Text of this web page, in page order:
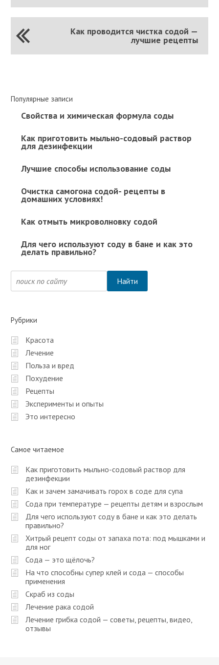
Как проводится чистка содой —
лучшие рецепты
Популярные записи
Свойства и химическая формула соды
Как приготовить мыльно-содовый раствор
для дезинфекции
Лучшие способы использование соды
Очистка самогона содой- рецепты в
домашних условиях!
Как отмыть микроволновку содой
Для чего используют соду в бане и как это
делать правильно?
Рубрики
Красота
Лечение
Польза и вред
Похудение
Рецепты
Эксперименты и опыты
Это интересно
Самое читаемое
Как приготовить мыльно-содовый раствор для
дезинфекции
Как и зачем замачивать горох в соде для супа
Сода при температуре — рецепты детям и взрослым
Для чего используют соду в бане и как это делать
правильно?
Хитрый рецепт соды от запаха пота: под мышками и
для ног
Сода — это щёлочь?
На что способны супер клей и сода — способы
применения
Скраб из соды
Лечение рака содой
Лечение грибка содой — советы, рецепты, видео,
отзывы